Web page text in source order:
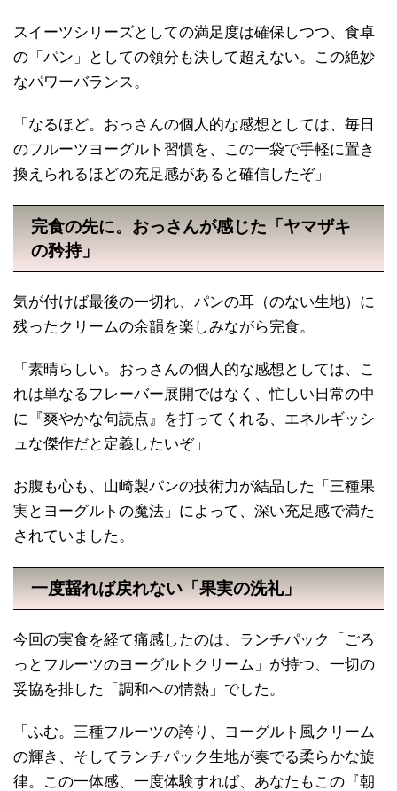
スイーツシリーズとしての満足度は確保しつつ、食卓
の「パン」としての領分も決して超えない。この絶妙
なパワーバランス。
「なるほど。おっさんの個人的な感想としては、毎日
のフルーツヨーグルト習慣を、この一袋で手軽に置き
換えられるほどの充足感があると確信したぞ」
完食の先に。おっさんが感じた「ヤマザキ
の矜持」
気が付けば最後の一切れ、パンの耳（のない生地）に
残ったクリームの余韻を楽しみながら完食。
「素晴らしい。おっさんの個人的な感想としては、こ
れは単なるフレーバー展開ではなく、忙しい日常の中
に『爽やかな句読点』を打ってくれる、エネルギッシ
ュな傑作だと定義したいぞ」
お腹も心も、山崎製パンの技術力が結晶した「三種果
実とヨーグルトの魔法」によって、深い充足感で満た
されていました。
一度齧れば戻れない「果実の洗礼」
今回の実食を経て痛感したのは、ランチパック「ごろ
っとフルーツのヨーグルトクリーム」が持つ、一切の
妥協を排した「調和への情熱」でした。
「ふむ。三種フルーツの誇り、ヨーグルト風クリーム
の輝き、そしてランチパック生地が奏でる柔らかな旋
律。この一体感、一度体験すれば、あなたもこの『朝